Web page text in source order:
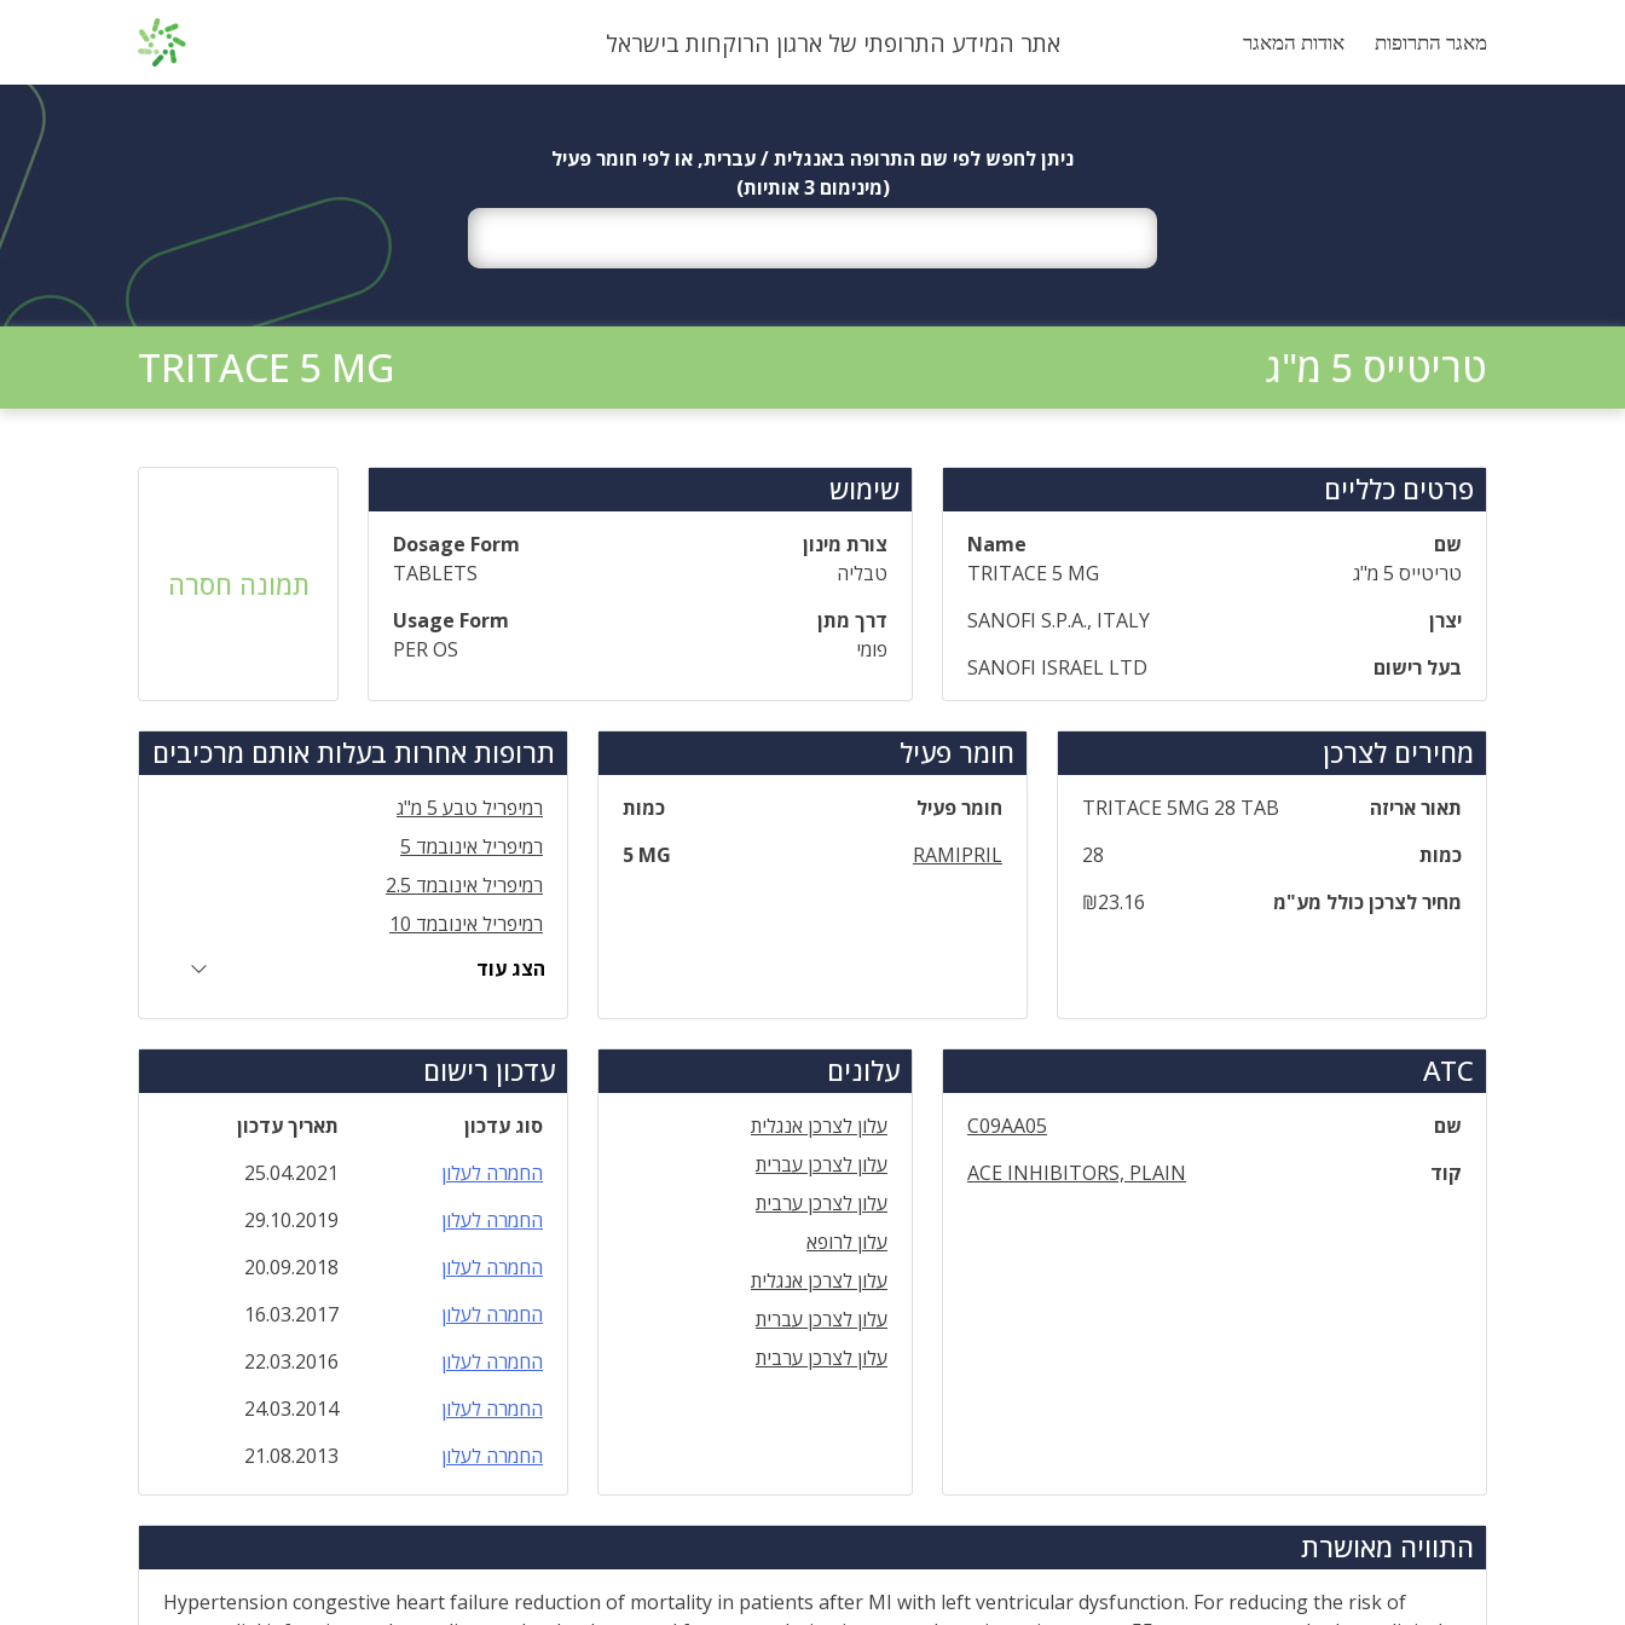
מאגר התרופות אודות המאגר אתר המידע התרופתי של ארגון הרוקחות בישראל
ניתן לחפש לפי שם התרופה באנגלית / עברית, או לפי חומר פעיל
(מינימום 3 אותיות)
טריטייס 5 מ"ג TRITACE 5 MG
פרטים כלליים
שם
Name
טריטייס 5 מ"ג
TRITACE 5 MG
יצרן
SANOFI S.P.A., ITALY
בעל רישום
SANOFI ISRAEL LTD
שימוש
צורת מינון
Dosage Form
טבליה
TABLETS
דרך מתן
Usage Form
פומי
PER OS
תמונה חסרה
מחירים לצרכן
תאור אריזה
TRITACE 5MG 28 TAB
כמות
28
מחיר לצרכן כולל מע"מ
₪23.16
חומר פעיל
חומר פעיל
כמות
RAMIPRIL
5 MG
תרופות אחרות בעלות אותם מרכיבים
רמיפריל טבע 5 מ"ג
רמיפריל אינובמד 5
רמיפריל אינובמד 2.5
רמיפריל אינובמד 10
הצג עוד
ATC
שם
C09AA05
קוד
ACE INHIBITORS, PLAIN
עלונים
עלון לצרכן אנגלית
עלון לצרכן עברית
עלון לצרכן ערבית
עלון לרופא
עלון לצרכן אנגלית
עלון לצרכן עברית
עלון לצרכן ערבית
עדכון רישום
סוג עדכון
תאריך עדכון
החמרה לעלון
25.04.2021
החמרה לעלון
29.10.2019
החמרה לעלון
20.09.2018
החמרה לעלון
16.03.2017
החמרה לעלון
22.03.2016
החמרה לעלון
24.03.2014
החמרה לעלון
21.08.2013
התוויה מאושרת
Hypertension congestive heart failure reduction of mortality in patients after MI with left ventricular dysfunction. For reducing the risk of